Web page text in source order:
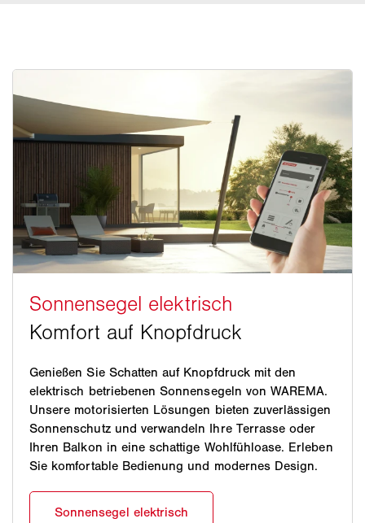
Genießen Sie Schatten auf Knopfdruck mit den
elektrisch betriebenen Sonnensegeln von WAREMA.
Unsere motorisierten Lösungen bieten zuverlässigen
Sonnenschutz und verwandeln Ihre Terrasse oder
Ihren Balkon in eine schattige Wohlfühloase. Erleben
Sie komfortable Bedienung und modernes Design.